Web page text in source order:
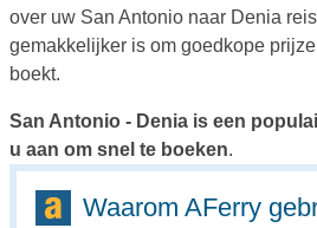
over uw San Antonio naar Denia
gemakkelijker is om goedkope
boekt.
San Antonio - Denia is een
u aan om snel te boeken.
Waarom AFerry